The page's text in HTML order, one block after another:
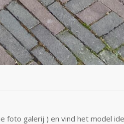
foto galerij ) en vind het model